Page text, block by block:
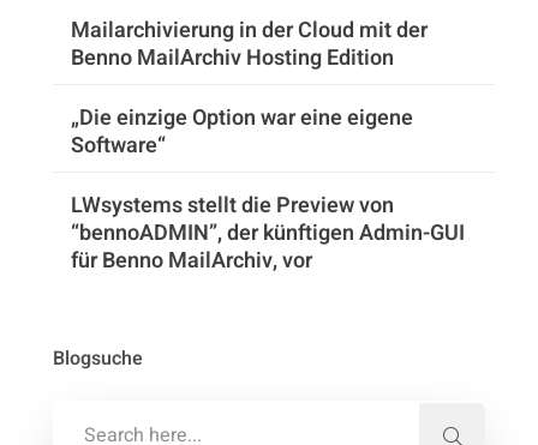
Mailarchivierung in der Cloud mit der
Benno MailArchiv Hosting Edition
„Die einzige Option war eine eigene
Software“
LWsystems stellt die Preview von
“bennoADMIN”, der künftigen Admin-GUI
für Benno MailArchiv, vor
Blogsuche